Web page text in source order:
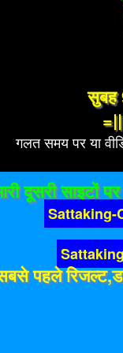
सुबह
गलत समय पर या
दूसरी साइटों
Sattaking-
पहले